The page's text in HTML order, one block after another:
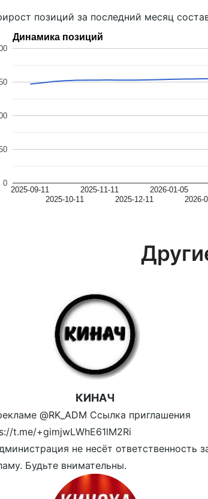
позиций за последний месяц
Динамика позиций
2025-09-11
2025-10-11
2025-11-11
2025-12-11
2026-01-05
2026-
0
КИНАЧ
@RK_ADM Ссылка приглашения
t.me/+gimjwLWhE61lM2Ri
не несёт ответственность
Будьте внимательны.